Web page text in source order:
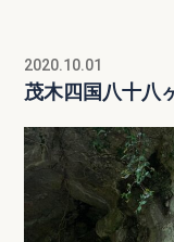
2020.10.01
茂木四国八十